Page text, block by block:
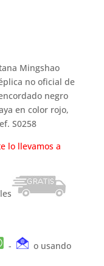
Mingshao
no oficial de
negro
en color rojo,
S0258
lo llevamos a
-
o usando